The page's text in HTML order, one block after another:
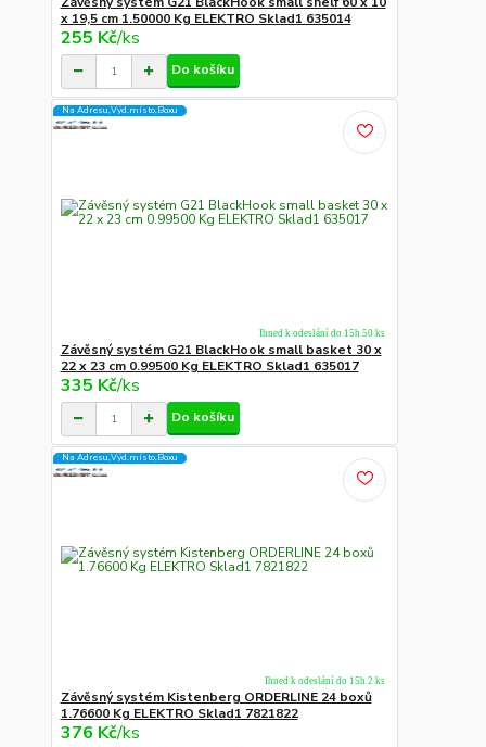
x 19,5 cm 1.50000 Kg ELEKTRO Sklad1 635014
255 Kč/ks
Do košíku
Na Adresu,Výd.místo,Boxu
Závěsný systém G21 BlackHook small basket 30 x
22 x 23 cm 0.99500 Kg ELEKTRO Sklad1 635017
335 Kč/ks
Ihned k odeslání do 15h 50 ks
Do košíku
Na Adresu,Výd.místo,Boxu
Závěsný systém Kistenberg ORDERLINE 24 boxů
1.76600 Kg ELEKTRO Sklad1 7821822
376 Kč/ks
Ihned k odeslání do 15h 2 ks